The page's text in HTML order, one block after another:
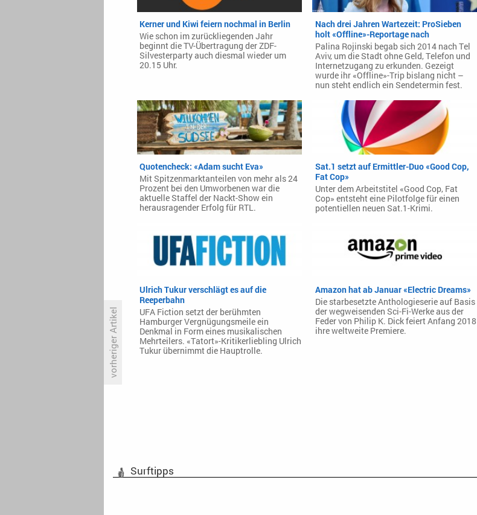
vorheriger Artikel
Pünktlich zur Adventszeit: Super
Kerner und Kiwi feiern nochmal in Berlin
Wie schon im zurückliegenden Jahr
beginnt die TV-Übertragung der ZDF-
Silvesterparty auch diesmal wieder um
20.15 Uhr.
Nach drei Jahren Wartezeit: ProSieben
holt «Offline»-Reportage nach
Palina Rojinski begab sich 2014 nach Tel
Aviv, um die Stadt ohne Geld, Telefon und
Internetzugang zu erkunden. Gezeigt
wurde ihr «Offline»-Trip bislang nicht –
nun steht endlich ein Sendetermin fest.
Quotencheck: «Adam sucht Eva»
Mit Spitzenmarktanteilen von mehr als 24
Prozent bei den Umworbenen war die
aktuelle Staffel der Nackt-Show ein
herausragender Erfolg für RTL.
Sat.1 setzt auf Ermittler-Duo «Good Cop,
Fat Cop»
Unter dem Arbeitstitel «Good Cop, Fat
Cop» entsteht eine Pilotfolge für einen
potentiellen neuen Sat.1-Krimi.
Ulrich Tukur verschlägt es auf die
Reeperbahn
UFA Fiction setzt der berühmten
Hamburger Vergnügungsmeile ein
Denkmal in Form eines musikalischen
Mehrteilers. «Tatort»-Kritikerliebling Ulrich
Tukur übernimmt die Hauptrolle.
Amazon hat ab Januar «Electric Dreams»
Die starbesetzte Anthologieserie auf Basis
der wegweisenden Sci-Fi-Werke aus der
Feder von Philip K. Dick feiert Anfang 2018
ihre weltweite Premiere.
Surftipps